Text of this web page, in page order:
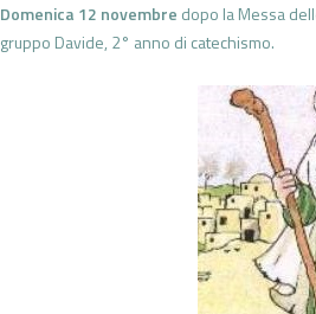
Domenica 12 novembre dopo la Messa
gruppo Davide, 2° anno di catechismo.